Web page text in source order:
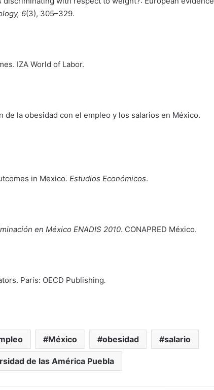
6(3), 305–329.
IZA World of Labor.
de la obesidad con el empleo y los salarios en México.
in Mexico. Estudios Económicos.
en México ENADIS 2010. CONAPRED México.
París: OECD Publishing.
México obesidad salario
de las América Puebla